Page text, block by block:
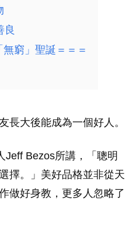
良
窮」聖誕＝＝＝
長大後能成為一個好人。
Jeff Bezos所講，「聰明
擇。」美好品格並非從天
做好身教，更多人忽略了